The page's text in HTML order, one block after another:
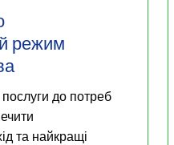
режим
до потреб
та найкращі